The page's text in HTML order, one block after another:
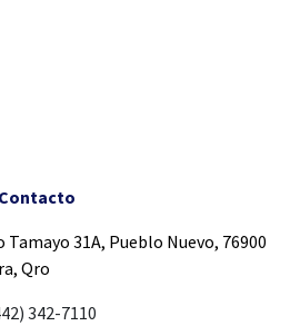
Tamayo 31A, Pueblo Nuevo, 76900
Qro
342-7110